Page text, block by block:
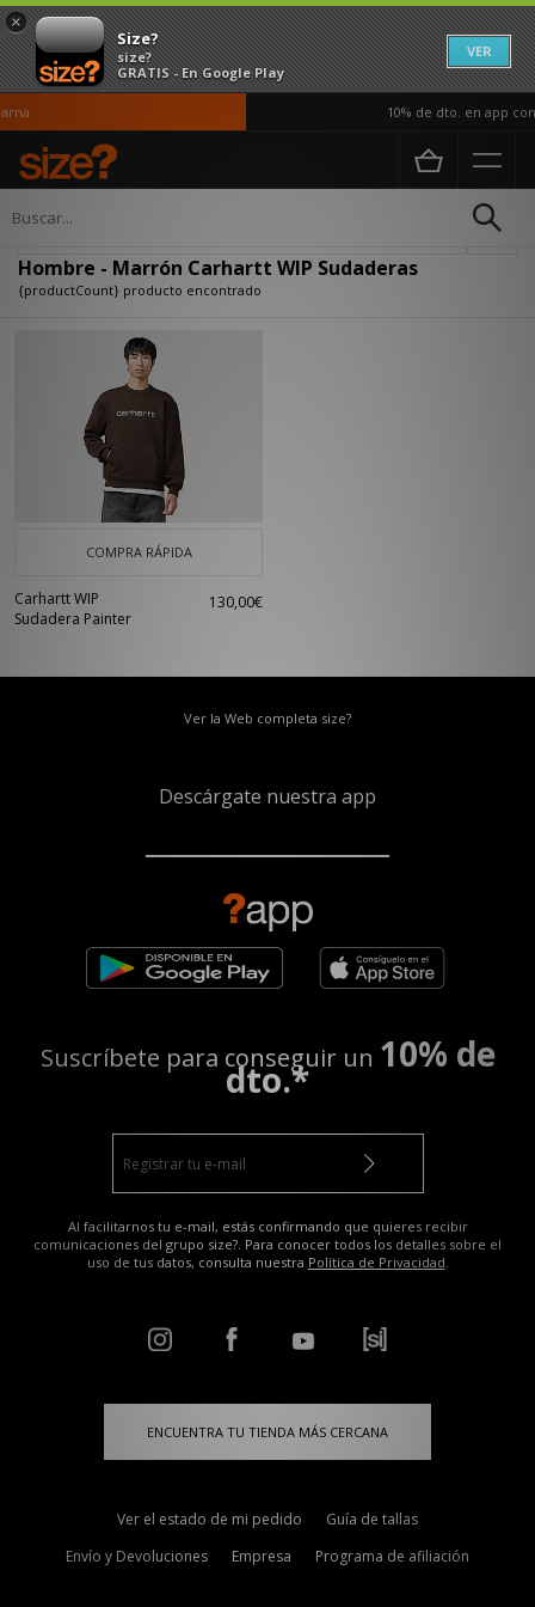
×
Size?
size?
GRATIS - En Google Play
VER
10% de dto. en app con
Página principal
Hombre - Marrón Carhartt WIP Sudaderas
{productCount} producto encontrado
COMPRA RÁPIDA
Carhartt WIP
Sudadera Painter
130,00€
Ver la Web completa size?
Descárgate nuestra app
Suscríbete para conseguir un 10% de
dto.*
Al facilitarnos tu e-mail, estás confirmando que quieres recibir
comunicaciones del grupo size?. Para conocer todos los detalles sobre el
uso de tus datos, consulta nuestra Política de Privacidad.
ENCUENTRA TU TIENDA MÁS CERCANA
Ver el estado de mi pedido
Guía de tallas
Envío y Devoluciones
Empresa Programa de afiliación